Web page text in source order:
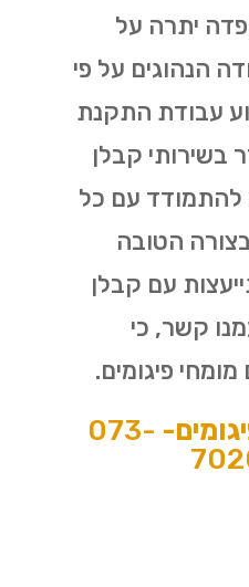
יתרה על
הנהוגים על פי
עבודת התקנת
בשירותי קבלן
להתמודד עם כל
הטובה
עם קבלן
קשר, כי
פיגומים.
073-